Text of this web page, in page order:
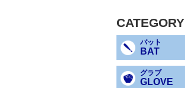
CATEGORY
バット
BAT
グラブ
GLOVE